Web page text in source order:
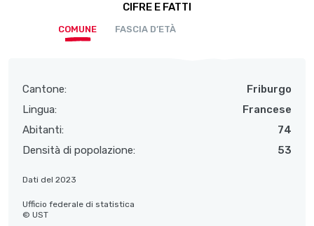
CIFRE E FATTI
COMUNE FASCIA D’ETÀ
Cantone:
Friburgo
Lingua:
Francese
Abitanti:
74
Densità di popolazione:
53
Dati del 2023
Ufficio federale di statistica
© UST